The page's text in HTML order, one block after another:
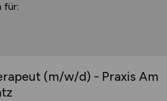
für:
(m/w/d) - Praxis Am